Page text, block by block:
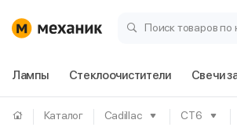
Поиск товаров
Лампы Стеклоочистители Свечи
Каталог Cadillac CT6